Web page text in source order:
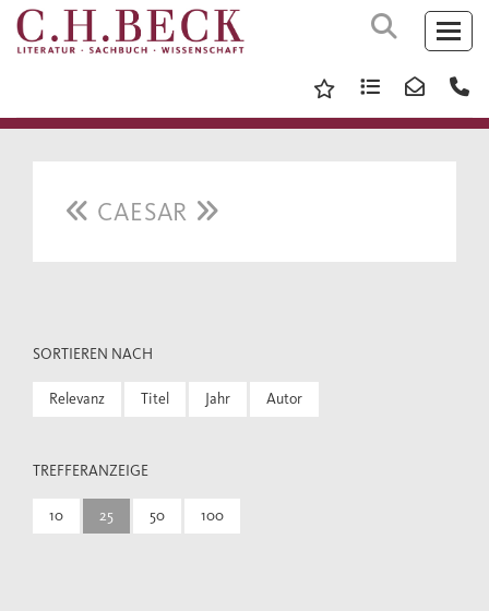
CAESAR
SORTIEREN NACH
Relevanz Titel Jahr Autor
TREFFERANZEIGE
10 25 50 100